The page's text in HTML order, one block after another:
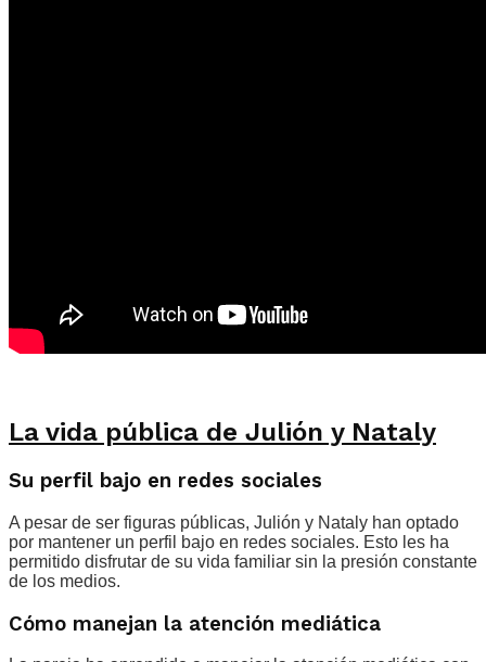
La vida pública de Julión y Nataly
Su perfil bajo en redes sociales
A pesar de ser figuras públicas, Julión y Nataly han optado
por mantener un perfil bajo en redes sociales. Esto les ha
permitido disfrutar de su vida familiar sin la presión constante
de los medios.
Cómo manejan la atención mediática